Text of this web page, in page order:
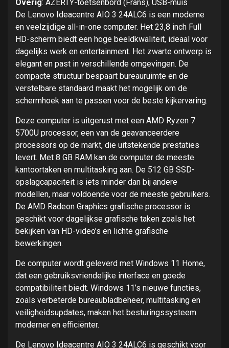
Overig: AZERTY-toetsenbord (Frans), USB-muis
De Lenovo Ideacentre AIO 3 24ALC6 is een moderne
en veelzijdige all-in-one computer. Het 23,8 inch Full
HD-scherm biedt een hoge beeldkwaliteit, ideaal voor
dagelijks werk en entertainment. Het zwarte ontwerp is
elegant en past in verschillende omgevingen. De
compacte structuur bespaart bureauruimte en de
verstelbare standaard maakt het mogelijk om de
schermhoek aan te passen voor de beste kijkervaring.
Deze computer is uitgerust met een AMD Ryzen 7
5700U processor, een van de geavanceerdere
processors op de markt, die uitstekende prestaties
levert. Met 8 GB RAM kan de computer de meeste
kantoortaken en multitasking aan. De 512 GB SSD-
opslagcapaciteit is iets minder dan bij andere
modellen, maar voldoende voor de meeste gebruikers.
De AMD Radeon Graphics grafische processor is
geschikt voor dagelijkse grafische taken zoals het
bekijken van HD-video’s en lichte grafische
bewerkingen.
De computer wordt geleverd met Windows 11 Home,
dat een gebruiksvriendelijke interface en goede
compatibiliteit biedt. Windows 11’s nieuwe functies,
zoals verbeterde bureaubladbeheer, multitasking en
veiligheidsupdates, maken het besturingssysteem
moderner en efficiënter.
De Lenovo Ideacentre AIO 3 24ALC6 is geschikt voor